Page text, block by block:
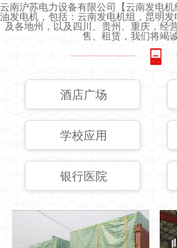
云南沪苏电力设备有限公司【云南发电
油发电机，包括：云南发电机组，昆明
及各地州，以及四川、贵州、重庆，经
售、租赁，我们将竭
酒店广场
学校应用
银行医院